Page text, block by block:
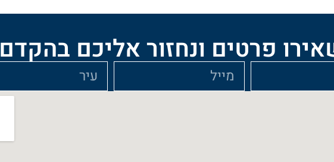
פרטים ונחזור אליכם בהקדם